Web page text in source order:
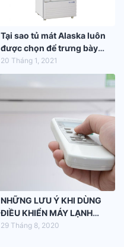
Tại sao tủ mát Alaska luôn
được chọn để trưng bày
hàng hóa trong siêu thị
20 Tháng 1, 2021
NHỮNG LƯU Ý KHI DÙNG
ĐIỀU KHIỂN MÁY LẠNH
ALASKA
29 Tháng 8, 2020